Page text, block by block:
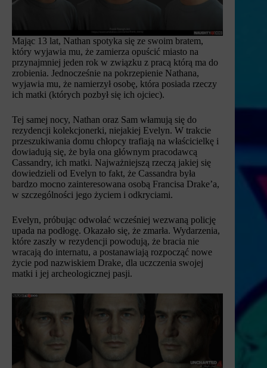
Mając 13 lat, Nathan spotyka się ze swoim bratem,
który wyjawia mu, że zamierza opuścić miasto na
przynajmniej jeden rok w związku z pracą którą ma do
zrobienia. Jednocześnie na pokrzepienie Nathana,
wyjawia mu, że namierzył osobę, która posiada rzeczy
ich matki (których pozbył się ich ojciec).
Tej samej nocy, Nathan oraz Sam włamują się do
rezydencji kolekcjonerki, niejakiej Evelyn. W trakcie
przeszukiwania domu chłopcy trafiają na właścicielkę i
dowiadują się, że była ona głównym pracodawcą
Cassandry, ich matki. Najważniejszą rzeczą jakiej się
dowiedzieli od Evelyn to fakt, że Cassandra była
bardzo mocno zainteresowana osobą Francisa Drake’a,
w szczególności jego życiem i odkryciami.
Evelyn, próbując odwołać wcześniej wezwaną policję
upada na podłogę. Okazało się, że zmarła. Wydarzenia,
które zaszły w rezydencji powodują, że bracia nie
wracają do internatu, a postanawiają rozpocząć nowe
życie pod nazwiskiem Drake, dla uczczenia swojej
matki i jej archeologicznej pasji.